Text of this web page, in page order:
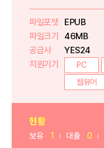
파일포맷
EPUB
파일크기
46MB
공급사
YES24
지원기기
PC
웹뷰어
현황
보유 1 대출 0